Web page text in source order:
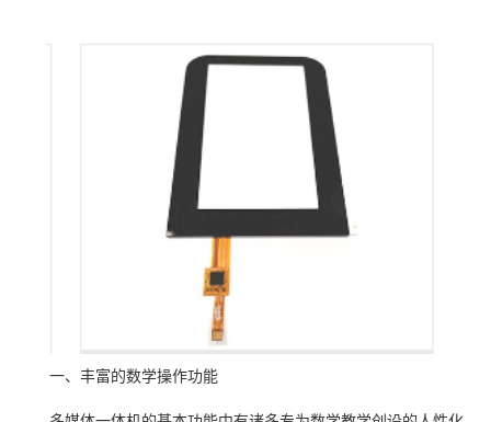
一、丰富的数学操作功能